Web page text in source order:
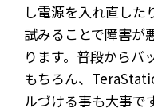
し電源を入れ直した
試みることで障害が
ります。普段からバ
もちろん、
ルづける事も大事です